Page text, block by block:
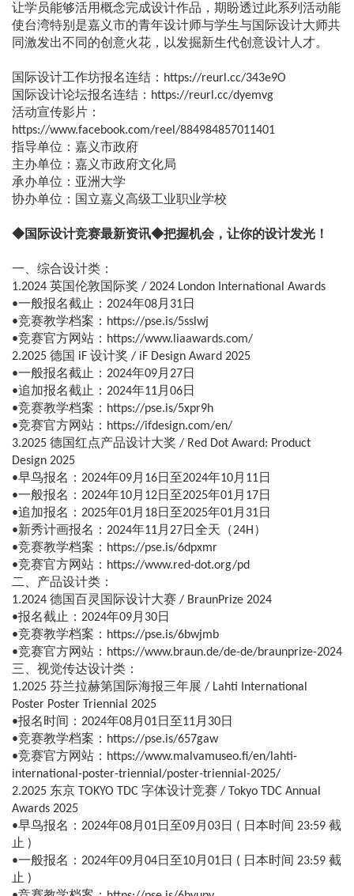
让学员能够活用概念完成设计作品，期盼透过此系列活动能
使台湾特别是嘉义市的青年设计师与学生与国际设计大师共
同激发出不同的创意火花，以发掘新生代创意设计人才。
国际设计工作坊报名连结：https://reurl.cc/343e9O
国际设计论坛报名连结：https://reurl.cc/dyemvg
活动宣传影片：
https://www.facebook.com/reel/884984857011401
指导单位：嘉义市政府
主办单位：嘉义市政府文化局
承办单位：亚洲大学
协办单位：国立嘉义高级工业职业学校
◆国际设计竞赛最新资讯◆把握机会，让你的设计发光！
一、综合设计类：
1.2024 英国伦敦国际奖 / 2024 London International Awards
•一般报名截止：2024年08月31日
•竞赛教学档案：https://pse.is/5sslwj
•竞赛官方网站：https://www.liaawards.com/
2.2025 德国 iF 设计奖 / iF Design Award 2025
•一般报名截止：2024年09月27日
•追加报名截止：2024年11月06日
•竞赛教学档案：https://pse.is/5xpr9h
•竞赛官方网站：https://ifdesign.com/en/
3.2025 德国红点产品设计大奖 / Red Dot Award: Product
Design 2025
•早鸟报名：2024年09月16日至2024年10月11日
•一般报名：2024年10月12日至2025年01月17日
•追加报名：2025年01月18日至2025年01月31日
•新秀计画报名：2024年11月27日全天（24H）
•竞赛教学档案：https://pse.is/6dpxmr
•竞赛官方网站：https://www.red-dot.org/pd
二、产品设计类：
1.2024 德国百灵国际设计大赛 / BraunPrize 2024
•报名截止：2024年09月30日
•竞赛教学档案：https://pse.is/6bwjmb
•竞赛官方网站：https://www.braun.de/de-de/braunprize-2024
三、视觉传达设计类：
1.2025 芬兰拉赫第国际海报三年展 / Lahti International
Poster Poster Triennial 2025
•报名时间：2024年08月01日至11月30日
•竞赛教学档案：https://pse.is/657gaw
•竞赛官方网站：https://www.malvamuseo.fi/en/lahti-
international-poster-triennial/poster-triennial-2025/
2.2025 东京 TOKYO TDC 字体设计竞赛 / Tokyo TDC Annual
Awards 2025
•早鸟报名：2024年08月01日至09月03日 ( 日本时间 23:59 截
止 )
•一般报名：2024年09月04日至10月01日 ( 日本时间 23:59 截
止 )